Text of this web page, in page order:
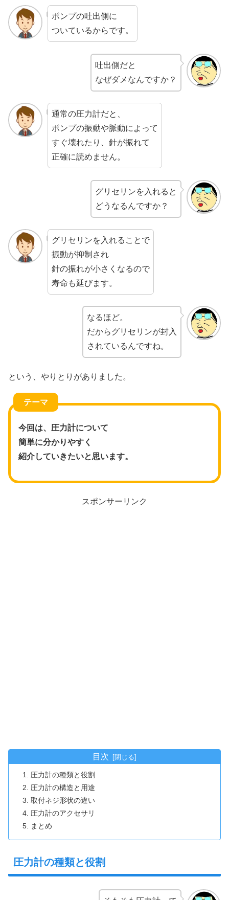
ポンプの吐出側に
ついているからです。
吐出側だと
なぜダメなんですか？
通常の圧力計だと、
ポンプの振動や脈動によって
すぐ壊れたり、針が振れて
正確に読めません。
グリセリンを入れると
どうなるんですか？
グリセリンを入れることで
振動が抑制され
針の振れが小さくなるので
寿命も延びます。
なるほど。
だからグリセリンが封入
されているんですね。
という、やりとりがありました。
テーマ
今回は、圧力計について
簡単に分かりやすく
紹介していきたいと思います。
スポンサーリンク
目次
圧力計の種類と役割
圧力計の構造と用途
取付ネジ形状の違い
圧力計のアクセサリ
まとめ
圧力計の種類と役割